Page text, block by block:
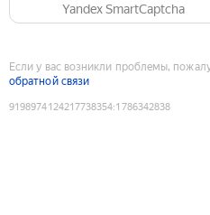
Yandex SmartCaptcha
Если у вас возникли проблемы,
обратной связи
9198974124217738354:1786342838